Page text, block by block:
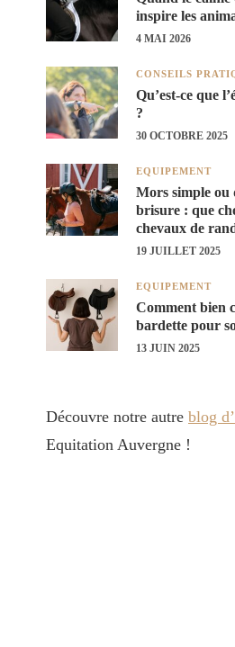
inspire les
4 MAI 2026
CONSEILS
Qu’est-ce que
?
30 OCTOBRE 2025
EQUIPEMENT
Mors simple ou
brisure : que
chevaux de
19 JUILLET 2025
EQUIPEMENT
Comment bien
bardette pour
13 JUIN 2025
Découvre notre autre blog
Equitation Auvergne !